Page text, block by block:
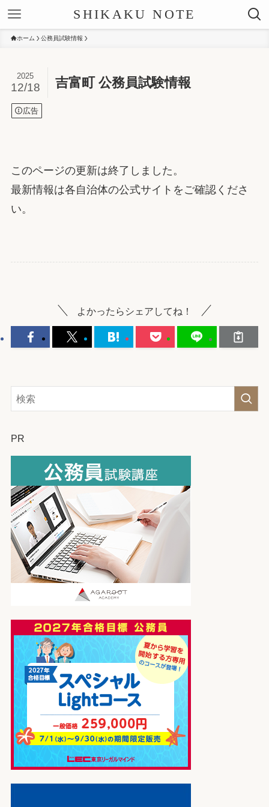
SHIKAKU NOTE
ホーム 公務員試験情報
吉富町 公務員試験情報
2025
12/18
広告
このページの更新は終了しました。
最新情報は各自治体の公式サイトをご確認くださ
い。
よかったらシェアしてね！
PR